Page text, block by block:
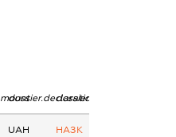
dossier.declarations.currency
dossier.declarations.source
UAH НАЗК